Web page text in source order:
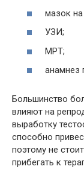
мазок
УЗИ;
МРТ;
анамнез
Большинство
влияют на
выработку
способно
поэтому не
прибегать к